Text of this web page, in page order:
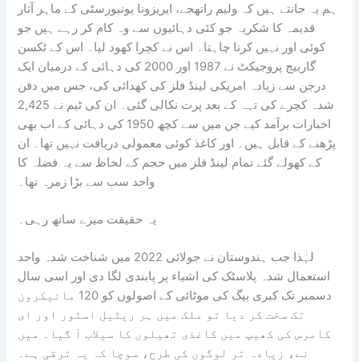
ہم یہ جانتے ہیں کہ ولیم راتھجے، ایریزونا یونیورسٹی کے ماہر آثار
قدیمہ کا شکریہ جو کئی دہائیوں سے وہ کام کر رہے ہیں جو
کوئی اور نہیں کرنا چاہتا۔ اس نے کچرا کھود لیا۔ اس کے ٹکسن
گاربیج پروجیکٹ نے 1987 اور 2000 کی دہائی کے درمیان ایک
درجن سے زیادہ امریکی لینڈ فلز کی کھدائی کی، جس میں دفن
شدہ کچرے کی تہہ کے بعد پرت نکالی گئی۔ ان کی ٹیم نے 2,425
اخبارات برآمد کیے جن میں سے کچھ 1950 کی دہائی کے اب بھی
پڑھنے کے قابل ہیں۔ اور کاغذ کوئی معمولی دریافت نہیں تھا۔ ان
کے کھولے گئے تمام لینڈ فلز میں حجم کے لحاظ سے یہ فضلہ کا
واحد سب سے بڑا زمرہ تھا۔
یہ حقیقت میرے ساتھ رہی۔
لہٰذا جب ہندوستان نے جولائی 2022 میں شناخت شدہ واحد
استعمال شدہ پلاسٹک کی اشیاء پر پابندی لگا دی اور اسی سال
دسمبر تک کیری بیگ کی موٹائی کے اصولوں کو 120 مائیکرون
تک سخت کر دیا تو ملک میں ہر ریٹیل اسٹور اور ای
کامرس کی کھیپ میں کاغذی تھیلوں کا سیلاب آ گیا۔ میں
نے، زیادہ تر لوگوں کی طرح، سوچا کہ یہ ترقی ہے۔